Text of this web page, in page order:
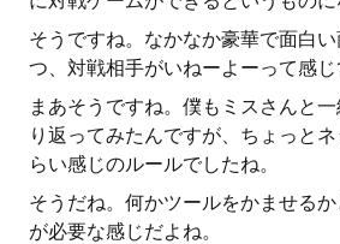
そうですね。なかなか豪華で面白
つ、対戦相手がいねーよーって感じ
まあそうですね。僕もミスさんと
り返ってみたんですが、ちょっと
らい感じのルールでしたね。
そうだね。何かツールをかませる
が必要な感じだよね。